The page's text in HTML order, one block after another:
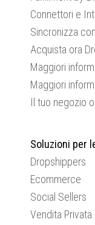
Connettori e
Sincronizza
Acquista ora
Maggiori
Maggiori
Il tuo negozio
Soluzioni per
Dropshippers
Ecommerce
Social Sellers
Vendita Privata